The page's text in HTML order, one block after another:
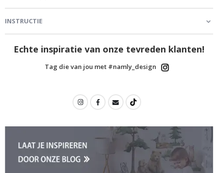
INSTRUCTIE
Echte inspiratie van onze tevreden klanten!
Tag die van jou met #namly_design